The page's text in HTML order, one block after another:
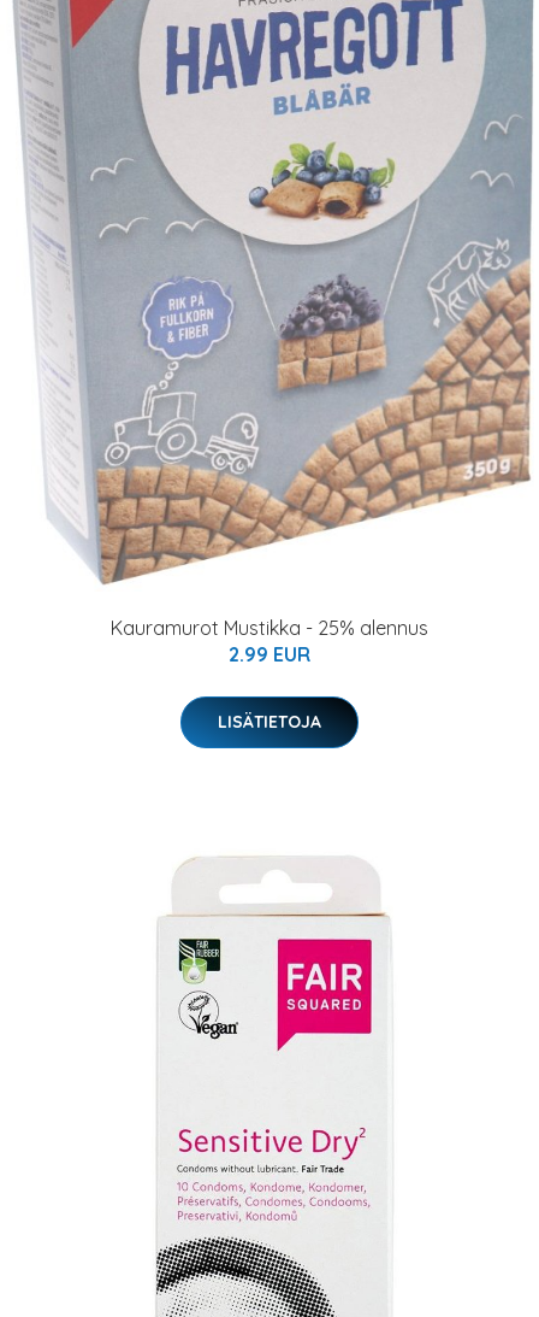
Kauramurot Mustikka - 25% alennus
2.99 EUR
LISÄTIETOJA